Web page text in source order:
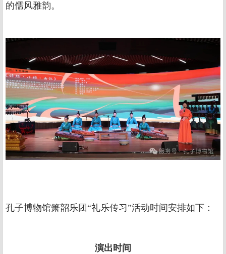
的儒风雅韵。
孔子博物馆箫韶乐团“礼乐传习”活动时间安排如下：
演出时间